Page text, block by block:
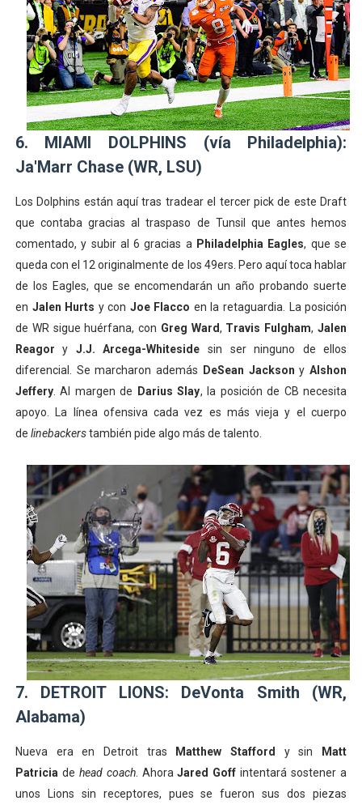
6. MIAMI DOLPHINS (vía Philadelphia):
Ja'Marr Chase (WR, LSU)
Los Dolphins están aquí tras tradear el tercer pick de este Draft
que contaba gracias al traspaso de Tunsil que antes hemos
comentado, y subir al 6 gracias a Philadelphia Eagles, que se
queda con el 12 originalmente de los 49ers. Pero aquí toca hablar
de los Eagles, que se encomendarán un año probando suerte
en Jalen Hurts y con Joe Flacco en la retaguardia. La posición
de WR sigue huérfana, con Greg Ward, Travis Fulgham,Jalen
Reagory J.J. Arcega-Whitesidesin ser ninguno de ellos
diferencial. Se marcharon además
DeSean JacksonyAlshon
Jeffery. Al margen de Darius Slay, la posición de CB necesita
apoyo. La línea ofensiva cada vez es más vieja y el cuerpo
de linebackerstambién pide algo más de talento.
7. DETROIT LIONS: DeVonta Smith (WR,
Alabama)
Nueva era en Detroit tras Matthew Stafford y sin
Matt
Patricia de head coach. AhoraJared Goffintentará sostener a
unos Lions sin receptores, pues se fueron sus dos piezas